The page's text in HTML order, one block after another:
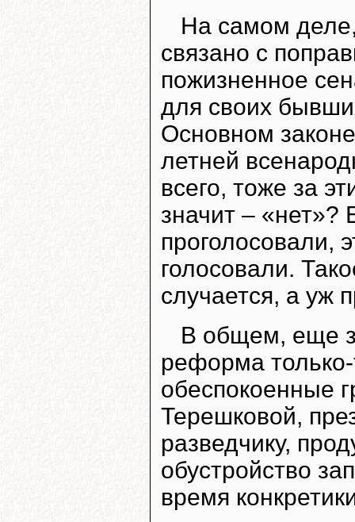
На самом
связано с
пожизненное
для своих
Основном
летней
всего, тоже за
значит – «нет»?
проголосовали,
голосовали.
случается, а уж
В общем, еще
реформа
обеспокоенные
Терешковой,
разведчику,
обустройство
время